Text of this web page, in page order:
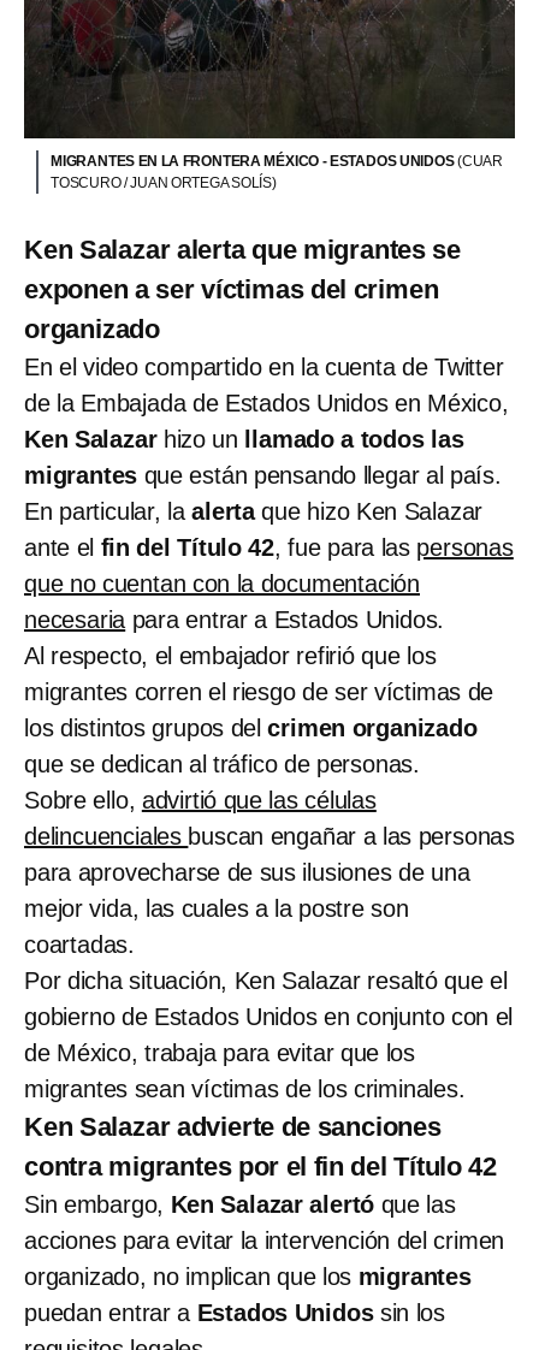
MIGRANTES EN LA FRONTERA MÉXICO - ESTADOS UNIDOS(CUAR
TOSCURO / JUAN ORTEGA SOLÍS)
Ken Salazar alerta que migrantes se
exponen a ser víctimas del crimen
organizado
En el video compartido en la cuenta de Twitter
de la Embajada de Estados Unidos en México,
Ken Salazarhizo un
llamado a todos las
migrantes que están pensando llegar al país.
En particular, laalertaque hizo Ken Salazar
ante el fin del Título 42, fue para las personas
que no cuentan con la documentación
necesaria para entrar a Estados Unidos.
Al respecto, el embajador refirió que los
migrantes corren el riesgo de ser víctimas de
los distintos grupos delcrimen organizado
que se dedican al tráfico de personas.
Sobre ello, advirtió que las células
delincuenciales buscan engañar a las personas
para aprovecharse de sus ilusiones de una
mejor vida, las cuales a la postre son
coartadas.
Por dicha situación, Ken Salazar resaltó que el
gobierno de Estados Unidos en conjunto con el
de México, trabaja para evitar que los
migrantes sean víctimas de los criminales.
Ken Salazar advierte de sanciones
contra migrantes por el fin del Título 42
Sin embargo, Ken Salazar alertó que las
acciones para evitar la intervención del crimen
organizado, no implican que los migrantes
puedan entrar a Estados Unidossin los